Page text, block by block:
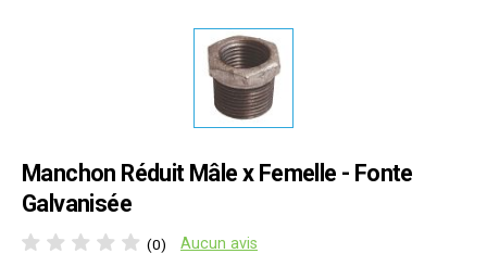
Manchon Réduit Mâle x Femelle - Fonte
Galvanisée
(0) Aucun avis